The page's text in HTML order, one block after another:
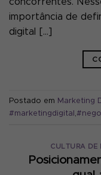
importância de
digital […]
Postado em Marketing
#marketingdigital
CULTURA DE